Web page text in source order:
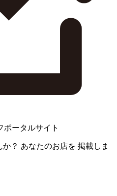
ポータルサイト
？ あなたのお店を 掲載しま